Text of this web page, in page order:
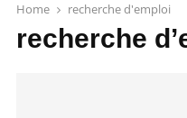
Home recherche d'emploi
recherche